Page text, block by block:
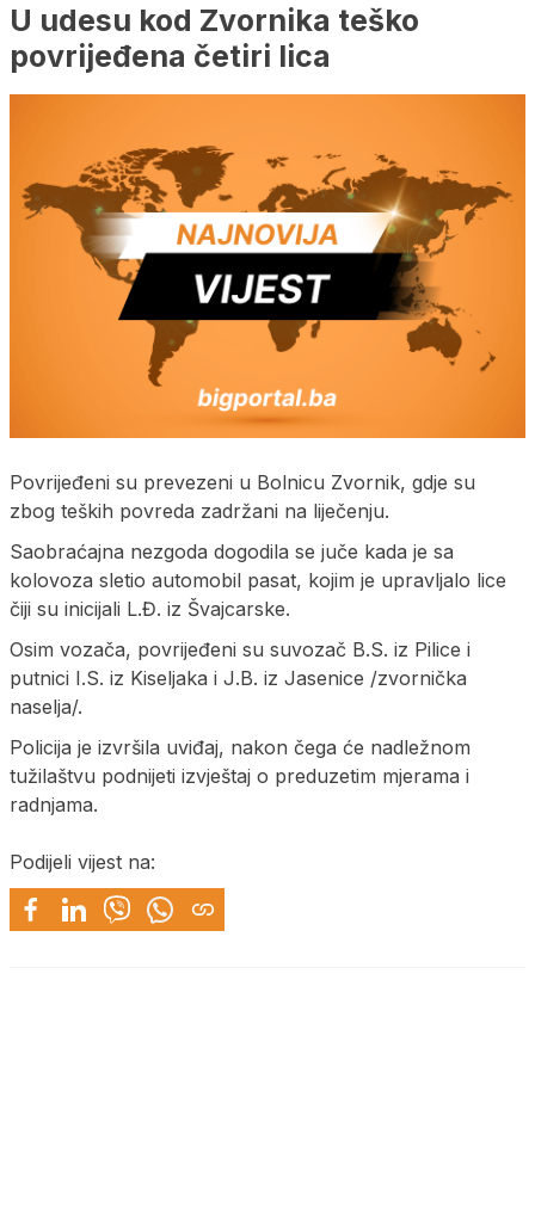
U udesu kod Zvornika teško
povrijeđena četiri lica
Povrijeđeni su prevezeni u Bolnicu Zvornik, gdje su
zbog teških povreda zadržani na liječenju.
Saobraćajna nezgoda dogodila se juče kada je sa
kolovoza sletio automobil pasat, kojim je upravljalo lice
čiji su inicijali L.Đ. iz Švajcarske.
Osim vozača, povrijeđeni su suvozač B.S. iz Pilice i
putnici I.S. iz Kiseljaka i Ј.B. iz Јasenice /zvornička
naselja/.
Policija je izvršila uviđaj, nakon čega će nadležnom
tužilaštvu podnijeti izvještaj o preduzetim mjerama i
radnjama.
Podijeli vijest na: